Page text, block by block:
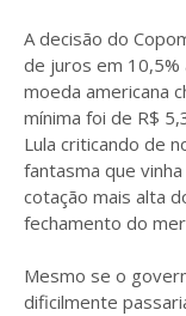
A decisão do
de juros em 10,5%
moeda americana
mínima foi de R$
Lula criticando de
fantasma que
cotação mais alta
fechamento do
Mesmo se o
dificilmente